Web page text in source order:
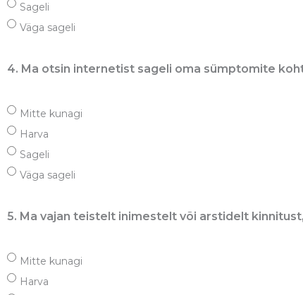
Sageli
Väga sageli
4. Ma otsin internetist sageli oma sümptomite
Mitte kunagi
Harva
Sageli
Väga sageli
5. Ma vajan teistelt inimestelt või arstidelt
Mitte kunagi
Harva